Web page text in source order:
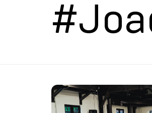
共 2 筆搜尋結果